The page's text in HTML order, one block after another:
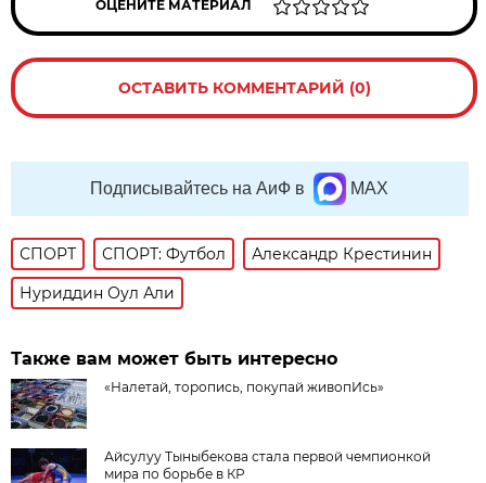
ОЦЕНИТЕ МАТЕРИАЛ
ОСТАВИТЬ КОММЕНТАРИЙ (0)
Подписывайтесь на АиФ в MAX
СПОРТ СПОРТ: Футбол
Александр Крестинин
Нуриддин Оул Али
Также вам может быть интересно
«Налетай, торопись, покупай живопИсь»
Айсулуу Тыныбекова стала первой чемпионкой
мира по борьбе в КР